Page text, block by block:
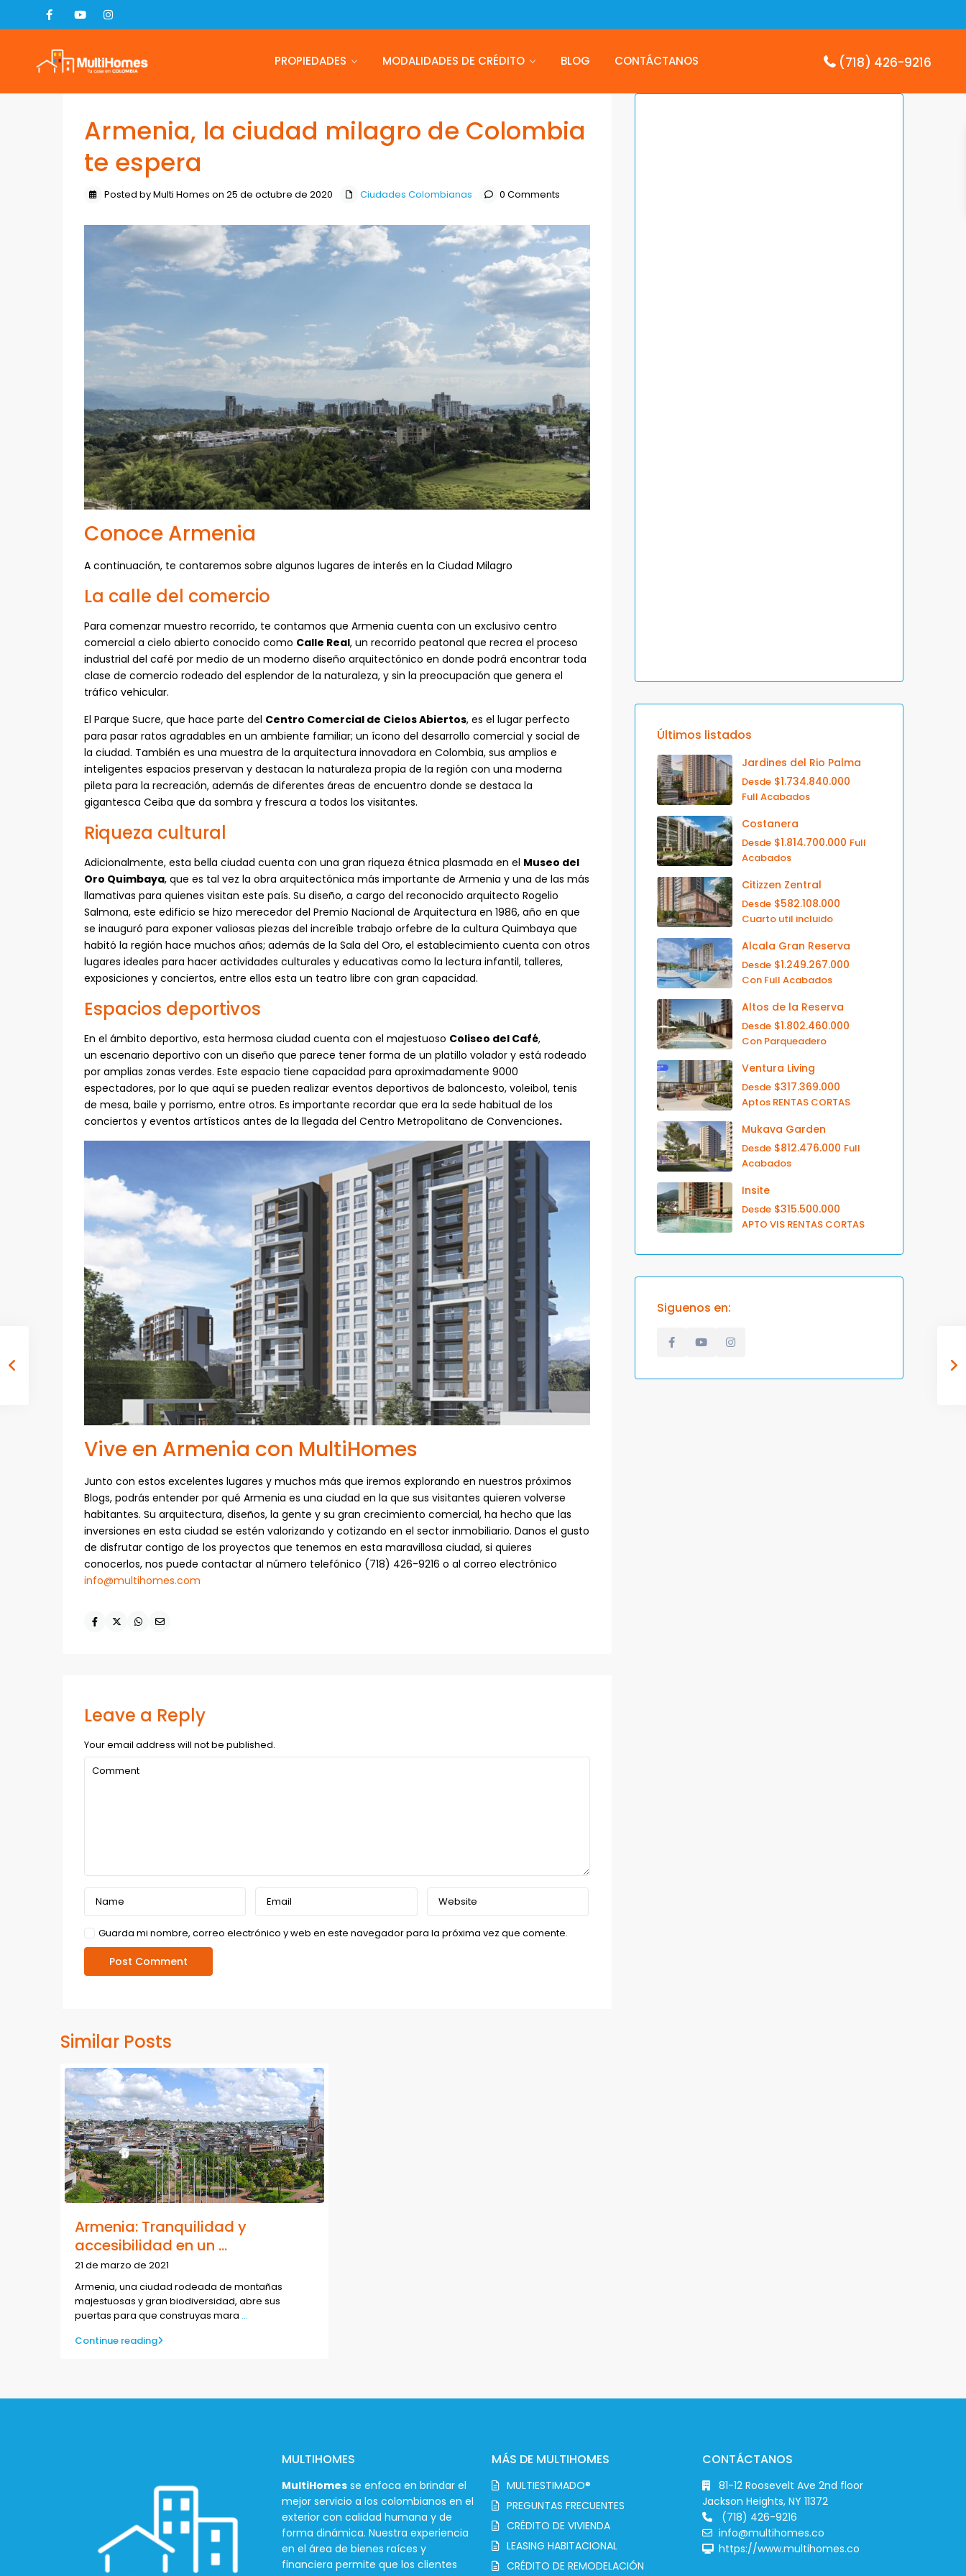
PROPIEDADES MODALIDADES DE CRÉDITO BLOG CONTÁCTANOS (718) 426-9216
Armenia, la ciudad milagro de Colombia
te espera
Posted by Multi Homes on 25 de octubre de 2020 Ciudades Colombianas 0 Comments
Conoce Armenia
A continuación, te contaremos sobre algunos lugares de interés en la Ciudad Milagro
La calle del comercio
Para comenzar muestro recorrido, te contamos que Armenia cuenta con un exclusivo centro
comercial a cielo abierto conocido como Calle Real, un recorrido peatonal que recrea el proceso
industrial del café por medio de un moderno diseño arquitectónico en donde podrá encontrar toda
clase de comercio rodeado del esplendor de la naturaleza, y sin la preocupación que genera el
tráfico vehicular.
El Parque Sucre, que hace parte del Centro Comercial de Cielos Abiertos, es el lugar perfecto
para pasar ratos agradables en un ambiente familiar; un ícono del desarrollo comercial y social de
la ciudad. También es una muestra de la arquitectura innovadora en Colombia, sus amplios e
inteligentes espacios preservan y destacan la naturaleza propia de la región con una moderna
pileta para la recreación, además de diferentes áreas de encuentro donde se destaca la
gigantesca Ceiba que da sombra y frescura a todos los visitantes.
Riqueza cultural
Adicionalmente, esta bella ciudad cuenta con una gran riqueza étnica plasmada en el Museo del
Oro Quimbaya, que es tal vez la obra arquitectónica más importante de Armenia y una de las más
llamativas para quienes visitan este país. Su diseño, a cargo del reconocido arquitecto Rogelio
Salmona, este edificio se hizo merecedor del Premio Nacional de Arquitectura en 1986, año en que
se inauguró para exponer valiosas piezas del increíble trabajo orfebre de la cultura Quimbaya que
habitó la región hace muchos años; además de la Sala del Oro, el establecimiento cuenta con otros
lugares ideales para hacer actividades culturales y educativas como la lectura infantil, talleres,
exposiciones y conciertos, entre ellos esta un teatro libre con gran capacidad.
Espacios deportivos
En el ámbito deportivo, esta hermosa ciudad cuenta con el majestuoso Coliseo del Café,
un escenario deportivo con un diseño que parece tener forma de un platillo volador y está rodeado
por amplias zonas verdes. Este espacio tiene capacidad para aproximadamente 9000
espectadores, por lo que aquí se pueden realizar eventos deportivos de baloncesto, voleibol, tenis
de mesa, baile y porrismo, entre otros. Es importante recordar que era la sede habitual de los
conciertos y eventos artísticos antes de la llegada del Centro Metropolitano de Convenciones.
Vive en Armenia con MultiHomes
Junto con estos excelentes lugares y muchos más que iremos explorando en nuestros próximos
Blogs, podrás entender por qué Armenia es una ciudad en la que sus visitantes quieren volverse
habitantes. Su arquitectura, diseños, la gente y su gran crecimiento comercial, ha hecho que las
inversiones en esta ciudad se estén valorizando y cotizando en el sector inmobiliario. Danos el gusto
de disfrutar contigo de los proyectos que tenemos en esta maravillosa ciudad, si quieres
conocerlos, nos puede contactar al número telefónico (718) 426-9216 o al correo electrónico
info@multihomes.com
Leave a Reply
Your email address will not be published.
Guarda mi nombre, correo electrónico y web en este navegador para la próxima vez que comente.
Similar Posts
Armenia: Tranquilidad y
accesibilidad en un ...
21 de marzo de 2021
Armenia, una ciudad rodeada de montañas
majestuosas y gran biodiversidad, abre sus
puertas para que construyas mara ...
Continue reading
Últimos listados
Jardines del Rio Palma
Desde $1.734.840.000
Full Acabados
Costanera
Desde $1.814.700.000 Full
Acabados
Citizzen Zentral
Desde $582.108.000
Cuarto util incluido
Alcala Gran Reserva
Desde $1.249.267.000
Con Full Acabados
Altos de la Reserva
Desde $1.802.460.000
Con Parqueadero
Ventura Living
Desde $317.369.000
Aptos RENTAS CORTAS
Mukava Garden
Desde $812.476.000 Full
Acabados
Insite
Desde $315.500.000
APTO VIS RENTAS CORTAS
Siguenos en:
MULTIHOMES
MultiHomesse enfoca en brindar el
mejor servicio a los colombianos en el
exterior con calidad humana y de
forma dinámica. Nuestra experiencia
en el área de bienes raíces y
financiera permite que los clientes
MÁS DE MULTIHOMES
MULTIESTIMADO®
PREGUNTAS FRECUENTES
CRÉDITO DE VIVIENDA
LEASING HABITACIONAL
CRÉDITO DE REMODELACIÓN
CONTÁCTANOS
81-12 Roosevelt Ave 2nd floor
Jackson Heights, NY 11372
(718) 426-9216
info@multihomes.co
https://www.multihomes.co